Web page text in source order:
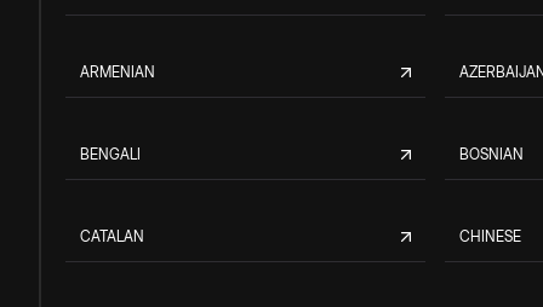
ARMENIAN
BENGALI BOSNIAN
CATALAN CHINESE